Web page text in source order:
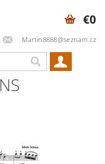
Martin8888@seznam.cz
€0